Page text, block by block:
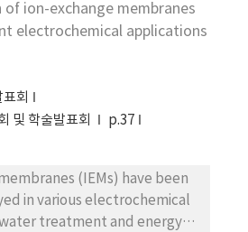
. 특히 활물질 차단과 내구성 향상
시에 만족시키는 복합막 기술을
ion-exchange membranes
electrochemical applications
회
및 학술발표회
p.37
(IEMs) have been
in various electrochemical
treatment and energy